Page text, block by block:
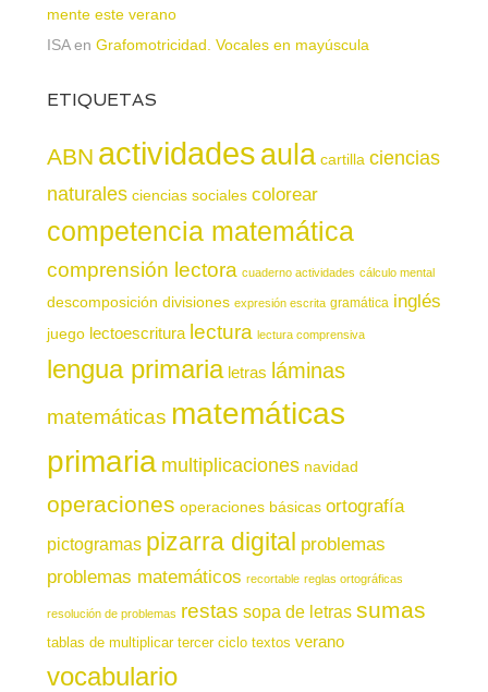
mente este verano
ISAen Grafomotricidad. Vocales en mayúscula
ETIQUETAS
ABN actividadesaula cartilla ciencias
naturales ciencias sociales colorear
competencia matemática
comprensión lectora cuaderno actividades cálculo mental
descomposición divisiones expresión escrita gramática inglés
juego lectoescritura lectura lectura comprensiva
lengua primaria letras láminas
matemáticas matemáticas
primaria multiplicaciones navidad
operaciones operaciones básicas ortografía
pictogramas pizarra digital problemas
problemas matemáticos recortable reglas ortográficas
resolución de problemas restas sopa de letras sumas
tablas de multiplicar tercer ciclo textos verano
vocabulario